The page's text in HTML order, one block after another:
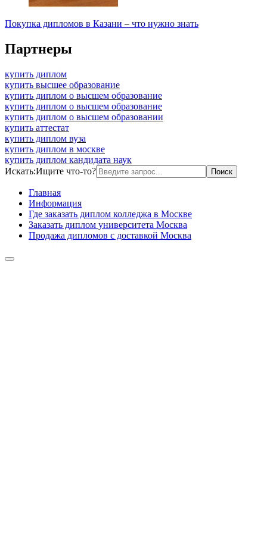
Покупка дипломов в Казани – что нужно знать
Партнеры
купить диплом
купить высшее образование
купить диплом о высшем образование
купить диплом о высшем образование
купить диплом о высшем образовании
купить аттестат
купить диплом вуза
купить диплом в москве
купить диплом кандидата наук
Искать:Ищите что-то?
Главная
Информация
Где заказать диплом колледжа в Москве
Заказать диплом университета Москва
Продажа дипломов с доставкой Москва